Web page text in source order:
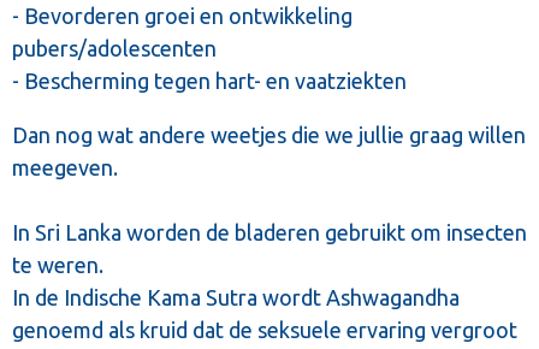
- Bevorderen groei en ontwikkeling
pubers/adolescenten
- Bescherming tegen hart- en vaatziekten
Dan nog wat andere weetjes die we jullie graag willen
meegeven.
In Sri Lanka worden de bladeren gebruikt om insecten
te weren.
In de Indische Kama Sutra wordt Ashwagandha
genoemd als kruid dat de seksuele ervaring vergroot